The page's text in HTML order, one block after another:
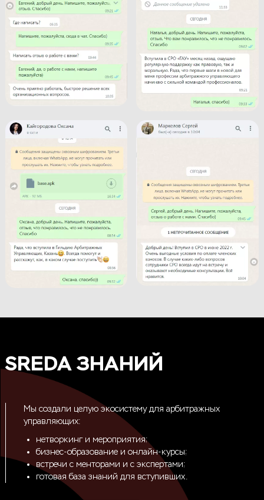
SREDA ЗНАНИЙ
Мы создали целую экосистему для арбитражных
управляющих:
нетворкинг и мероприятия;
бизнес-образование и онлайн-курсы;
встречи с менторами и с экспертами;
готовая база знаний для вступивших.